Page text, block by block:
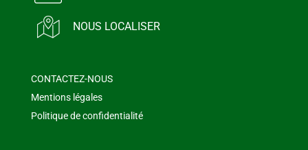
NOUS LOCALISER
CONTACTEZ-NOUS
Mentions légales
Politique de confidentialité